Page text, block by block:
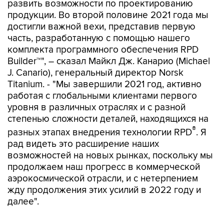
развить возможности по проектированию
продукции. Во второй половине 2021 года мы
достигли важной вехи, представив первую
часть, разработанную с помощью нашего
комплекта программного обеспечения RPD
Builder™", – сказал Майкл Дж. Канарио (Michael
J. Canario), генеральный директор Norsk
Titanium. - "Мы завершили 2021 год, активно
работая с глобальными клиентами первого
уровня в различных отраслях и с разной
степенью сложности деталей, находящихся на
разных этапах внедрения технологии RPD®. Я
рад видеть это расширение наших
возможностей на новых рынках, поскольку мы
продолжаем наш прогресс в коммерческой
аэрокосмической отрасли, и с нетерпением
жду продолжения этих усилий в 2022 году и
далее".